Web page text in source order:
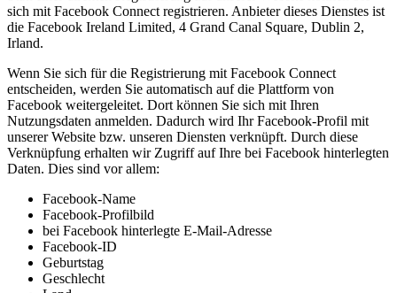
sich mit Facebook Connect registrieren. Anbieter dieses Dienstes ist
die Facebook Ireland Limited, 4 Grand Canal Square, Dublin 2,
Irland.
Wenn Sie sich für die Registrierung mit Facebook Connect
entscheiden, werden Sie automatisch auf die Plattform von
Facebook weitergeleitet. Dort können Sie sich mit Ihren
Nutzungsdaten anmelden. Dadurch wird Ihr Facebook-Profil mit
unserer Website bzw. unseren Diensten verknüpft. Durch diese
Verknüpfung erhalten wir Zugriff auf Ihre bei Facebook hinterlegten
Daten. Dies sind vor allem:
Facebook-Name
Facebook-Profilbild
bei Facebook hinterlegte E-Mail-Adresse
Facebook-ID
Geburtstag
Geschlecht